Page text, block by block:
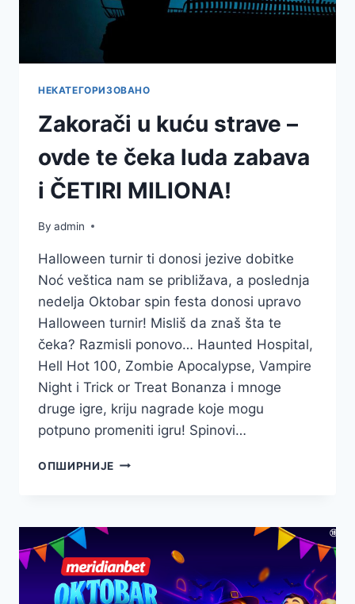
SRBIJE
НЕКАТЕГОРИЗОВАНО
Zakorači u kuću strave –
ovde te čeka luda zabava
i ČETIRI MILIONA!
By admin
Halloween turnir ti donosi jezive dobitke
Noć veštica nam se približava, a poslednja
nedelja Oktobar spin festa donosi upravo
Halloween turnir! Misliš da znaš šta te
čeka? Razmisli ponovo… Haunted Hospital,
Hell Hot 100, Zombie Apocalypse, Vampire
Night i Trick or Treat Bonanza i mnoge
druge igre, kriju nagrade koje mogu
potpuno promeniti igru! Spinovi…
ОПШИРНИЈЕ ZAKORAČI
–
TE
ČEKA
LUDA